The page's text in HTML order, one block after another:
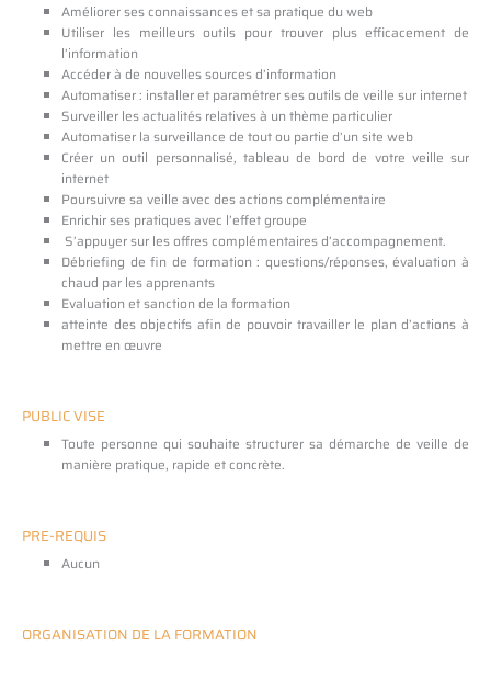
Améliorer ses connaissances et sa pratique du web
Utiliser les meilleurs outils pour trouver plus efficacement de
l’information
Accéder à de nouvelles sources d’information
Automatiser : installer et paramétrer ses outils de veille sur internet
Surveiller les actualités relatives à un thème particulier
Automatiser la surveillance de tout ou partie d’un site web
Créer un outil personnalisé, tableau de bord de votre veille sur
internet
Poursuivre sa veille avec des actions complémentaire
Enrichir ses pratiques avec l’effet groupe
S’appuyer sur les offres complémentaires d’accompagnement.
Débriefing de fin de formation : questions/réponses, évaluation à
chaud par les apprenants
Evaluation et sanction de la formation
atteinte des objectifs afin de pouvoir travailler le plan d’actions à
mettre en œuvre
PUBLIC VISE
Toute personne qui souhaite structurer sa démarche de veille de
manière pratique, rapide et concrète.
PRE-REQUIS
Aucun
ORGANISATION DE LA FORMATION